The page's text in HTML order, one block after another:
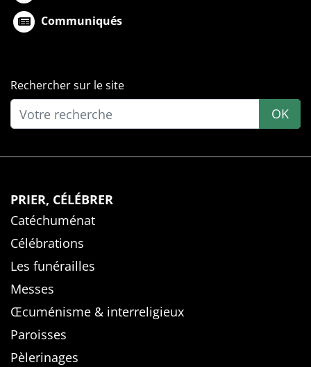
Communiqués
Rechercher sur le site
OK
PRIER, CÉLÉBRER
Catéchuménat
Célébrations
Les funérailles
Messes
Œcuménisme & interreligieux
Paroisses
Pèlerinages